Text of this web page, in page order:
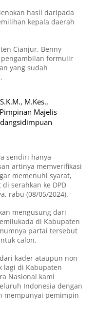
hasil daripada
kepala daerah
Cianjur, Benny
formulir
yang sudah
M.Kes.,
Majelis
sendiri hanya
artinya memverifikasi
memenuhi syarat,
serahkan ke DPD
rabu (08/05/2024).
mengusung dari
di Kabupaten
partai tersebut
calon.
kader ataupun non
lagi di Kabupaten
Nasional kami
Indonesia dengan
mempunyai pemimpin